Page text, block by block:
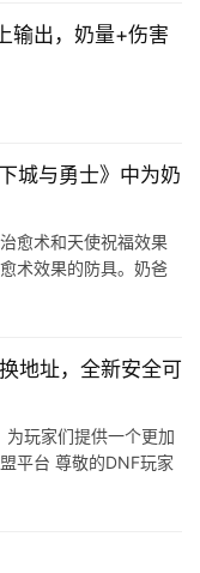
输出，奶量+伤害
城与勇士》中为奶
愈术和天使祝福效果
术效果的防具。奶爸
地址，全新安全可
玩家们提供一个更加
平台 尊敬的DNF玩家